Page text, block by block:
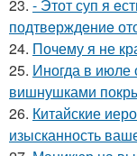
23. - Этот суп я
подтвeрждeниe
24. Почему я не
25. Иногда в июле
вишнушками
26. Китайские
изысканность